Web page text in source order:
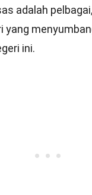
adalah
yang
ini.